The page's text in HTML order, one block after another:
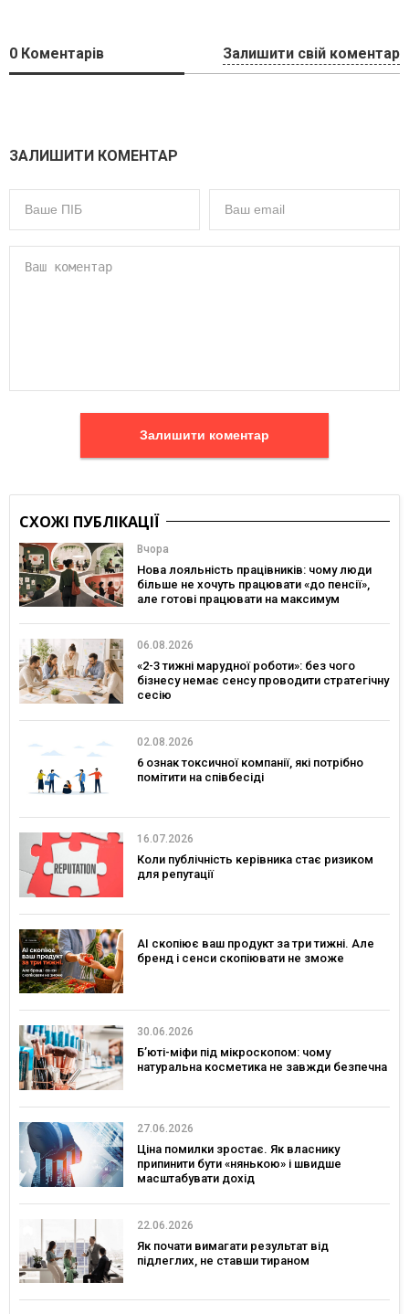
0 Коментарів Залишити свій коментар
ЗАЛИШИТИ КОМЕНТАР
Залишити коментар
СХОЖІ ПУБЛІКАЦІЇ
Вчора
Нова лояльність працівників: чому люди
більше не хочуть працювати «до пенсії»,
але готові працювати на максимум
06.08.2026
«2-3 тижні марудної роботи»: без чого
бізнесу немає сенсу проводити стратегічну
сесію
02.08.2026
6 ознак токсичної компанії, які потрібно
помітити на співбесіді
16.07.2026
Коли публічність керівника стає ризиком
для репутації
AI скопіює ваш продукт за три тижні. Але
бренд і сенси скопіювати не зможе
30.06.2026
Б’юті-міфи під мікроскопом: чому
натуральна косметика не завжди безпечна
27.06.2026
Ціна помилки зростає. Як власнику
припинити бути «нянькою» і швидше
масштабувати дохід
22.06.2026
Як почати вимагати результат від
підлеглих, не ставши тираном